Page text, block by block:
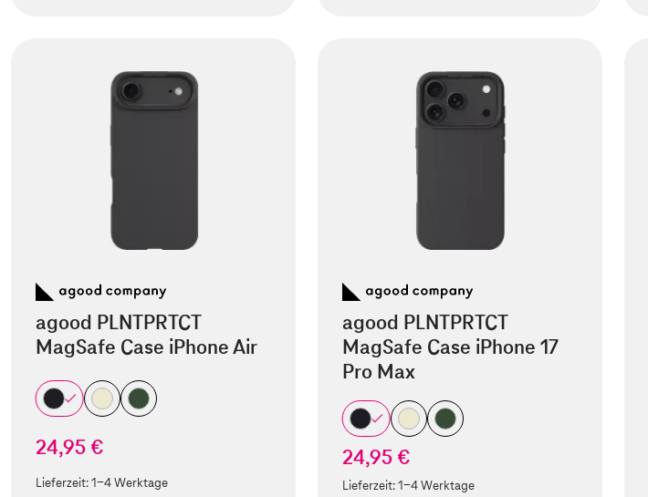
agood PLNTPRTCT
MagSafe Case iPhone Air
24,95 €
Lieferzeit:1-4 Werktage
agood PLNTPRTCT
MagSafe Case iPhone 17
Pro Max
24,95 €
Lieferzeit:1-4 Werktage